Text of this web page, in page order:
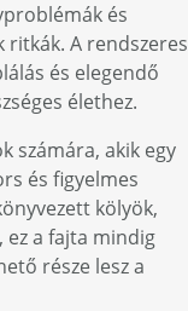
és
ritkák. A rendszeres
és elegendő
élethez.
számára, akik egy
és figyelmes
kölyök,
a fajta mindig
része lesz a